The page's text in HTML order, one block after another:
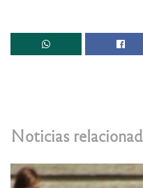
Noticias